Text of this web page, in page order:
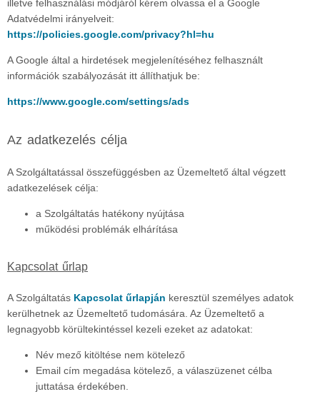
illetve felhasználási módjáról kérem olvassa el a Google
Adatvédelmi irányelveit:
https://policies.google.com/privacy?hl=hu
A Google által a hirdetések megjelenítéséhez felhasznált
információk szabályozását itt állíthatjuk be:
https://www.google.com/settings/ads
Az adatkezelés célja
A Szolgáltatással összefüggésben az Üzemeltető által végzett
adatkezelések célja:
a Szolgáltatás hatékony nyújtása
működési problémák elhárítása
Kapcsolat űrlap
A Szolgáltatás Kapcsolat űrlapján keresztül személyes adatok
kerülhetnek az Üzemeltető tudomására. Az Üzemeltető a
legnagyobb körültekintéssel kezeli ezeket az adatokat:
Név mező kitöltése nem kötelező
Email cím megadása kötelező, a válaszüzenet célba
juttatása érdekében.